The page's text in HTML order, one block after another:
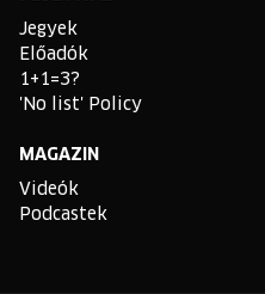
Jegyek
Előadók
1+1=3?
'No list' Policy
MAGAZIN
Videók
Podcastek